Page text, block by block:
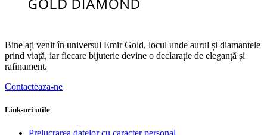
Bine ați venit în universul Emir Gold, locul unde aurul și diamantele
prind viață, iar fiecare bijuterie devine o declarație de eleganță și
rafinament.
Contacteaza-ne
Link-uri utile